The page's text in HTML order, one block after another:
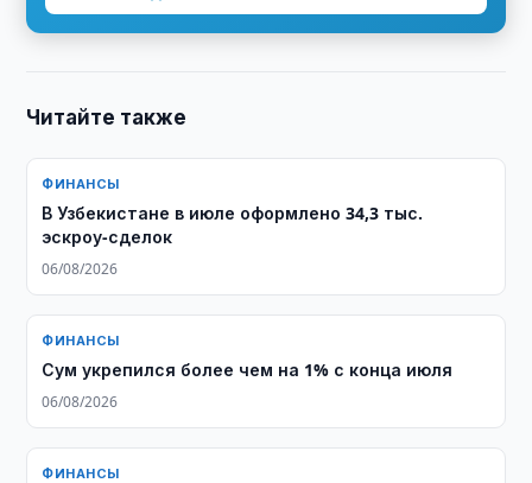
Читайте также
ФИНАНСЫ
В Узбекистане в июле оформлено 34,3 тыс.
эскроу-сделок
06/08/2026
ФИНАНСЫ
Сум укрепился более чем на 1% с конца июля
06/08/2026
ФИНАНСЫ